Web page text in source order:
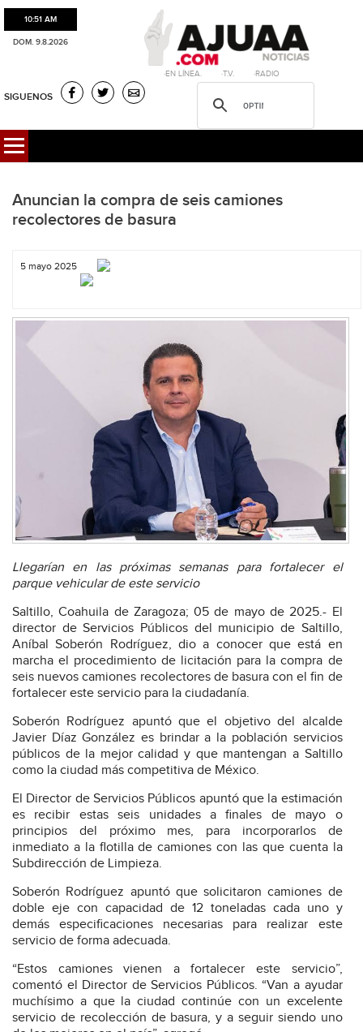
10:51 AM
DOM. 9.8.2026
·EN LÍNEA. ·T.V. ·RADIO
SIGUENOS
Anuncian la compra de seis camiones
recolectores de basura
5 mayo 2025
Llegarían en las próximas semanas para fortalecer el
parque vehicular de este servicio
Saltillo, Coahuila de Zaragoza; 05 de mayo de 2025.- El
director de Servicios Públicos del municipio de Saltillo,
Aníbal Soberón Rodríguez, dio a conocer que está en
marcha el procedimiento de licitación para la compra de
seis nuevos camiones recolectores de basura con el fin de
fortalecer este servicio para la ciudadanía.
Soberón Rodríguez apuntó que el objetivo del alcalde
Javier Díaz González es brindar a la población servicios
públicos de la mejor calidad y que mantengan a Saltillo
como la ciudad más competitiva de México.
El Director de Servicios Públicos apuntó que la estimación
es recibir estas seis unidades a finales de mayo o
principios del próximo mes, para incorporarlos de
inmediato a la flotilla de camiones con las que cuenta la
Subdirección de Limpieza.
Soberón Rodríguez apuntó que solicitaron camiones de
doble eje con capacidad de 12 toneladas cada uno y
demás especificaciones necesarias para realizar este
servicio de forma adecuada.
“Estos camiones vienen a fortalecer este servicio”,
comentó el Director de Servicios Públicos. “Van a ayudar
muchísimo a que la ciudad continúe con un excelente
servicio de recolección de basura, y a seguir siendo uno